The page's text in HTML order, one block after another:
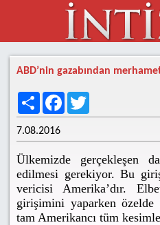
ABD’nin gazabından
Share Facebook
7.08.2016
Ülkemizde gerçekleşen
edilmesi gerekiyor. Bu
vericisi Amerika’dır.
girişimini yaparken özelde
tam Amerikancı tüm